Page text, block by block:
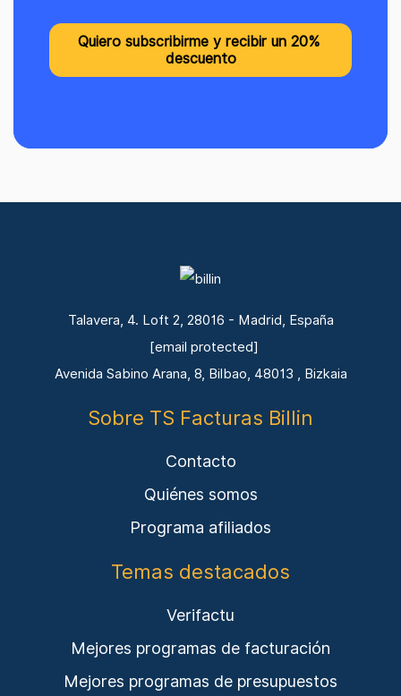
Talavera, 4. Loft 2, 28016 - Madrid, España
[email protected]
Avenida Sabino Arana, 8, Bilbao, 48013 , Bizkaia
Sobre TS Facturas Billin
Contacto
Quiénes somos
Programa afiliados
Temas destacados
Verifactu
Mejores programas de facturación
Mejores programas de presupuestos